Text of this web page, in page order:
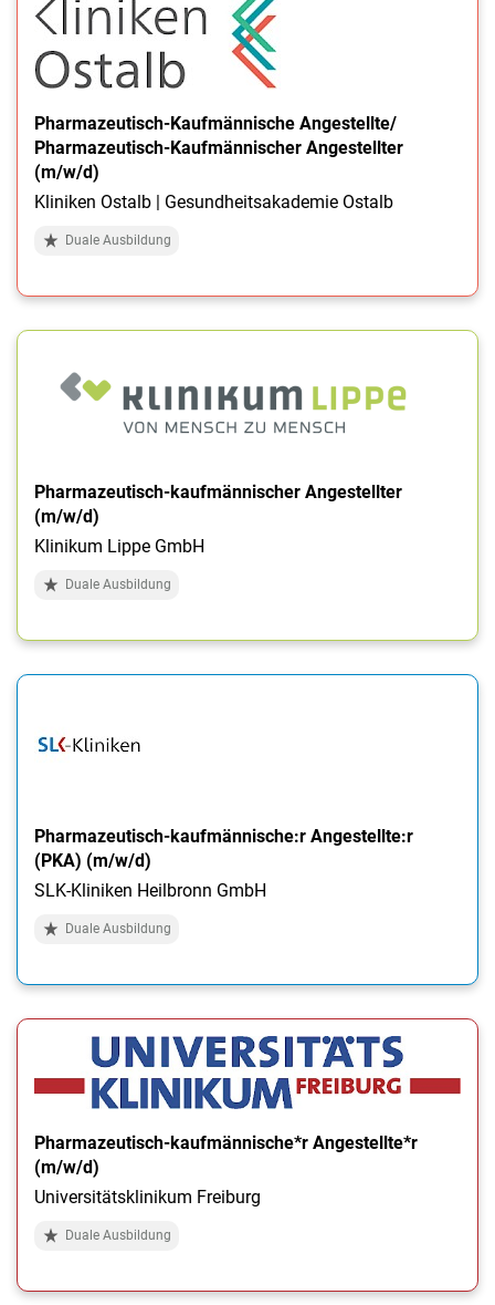
Pharmazeutisch-Kaufmännische Angestellte/
Pharmazeutisch-Kaufmännischer Angestellter
(m/w/d)
Kliniken Ostalb | Gesundheitsakademie Ostalb
Duale Ausbildung
Pharmazeutisch-kaufmännischer Angestellter
(m/w/d)
Klinikum Lippe GmbH
Duale Ausbildung
Pharmazeutisch-kaufmännische:r Angestellte:r
(PKA) (m/w/d)
SLK-Kliniken Heilbronn GmbH
Duale Ausbildung
Pharmazeutisch-kaufmännische*r Angestellte*r
(m/w/d)
Universitätsklinikum Freiburg
Duale Ausbildung